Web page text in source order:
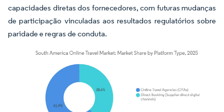
capacidades diretas dos fornecedores, com futuras mudanças
de participação vinculadas aos resultados regulatórios sobre
paridade e regras de conduta.